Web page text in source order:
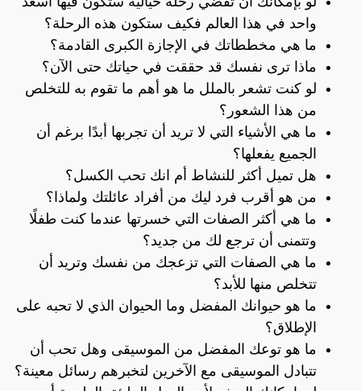
واحد في هذا العالم فكيف ستكون هذه الرحلة؟
ما هي مخططاتك في الإجازة الكبرى القادمة؟
ماذا ترى نفسك قد حققت في حياتك حتى الآن؟
لو كنت تشعر بالملل ما هو أهم ما تقوم به للتخلص
من هذا الشعور؟
ما هي الأشياء التي لا تريد أن تجربها أبدًا برغم أن
الجميع يفعلها؟
هل تميل أكثر للنشاط أم انك تحب الكسل؟
من هو أقرب فرد ليك من أفراد عائلتك ولماذا؟
ما هي أكثر الصفات التي خسرتها عندما كنت طفلًا
وتتمنى أن ترجع لك من جديد؟
ما هي الصفات التي تزعجك من نفسك وتريد أن
تتخلص منها للأبد؟
ما هو حيوانك المفضل وما الحيوان الذي لا تحبه على
الإطلاق؟
ما هو توعك المفضل من الموسيقى وهل تحب أن
تتبادل الموسيقى مع الآخرين لتخبرهم رسائل معينة؟